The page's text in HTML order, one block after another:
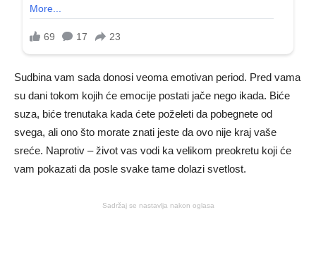
Sudbina vam sada donosi veoma emotivan period. Pred vama
su dani tokom kojih će emocije postati jače nego ikada. Biće
suza, biće trenutaka kada ćete poželeti da pobegnete od
svega, ali ono što morate znati jeste da ovo nije kraj vaše
sreće. Naprotiv – život vas vodi ka velikom preokretu koji će
vam pokazati da posle svake tame dolazi svetlost.
Sadržaj se nastavlja nakon oglasa